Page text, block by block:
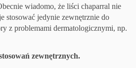
wiadomo, że liści chaparral nie
stosować jedynie zewnętrznie do
z problemami dermatologicznymi, np.
zewnętrznych.